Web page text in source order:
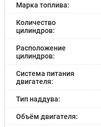
Марка топлива:
Количество
цилиндров:
Расположение
цилиндров:
Система питания
двигателя:
Тип наддува:
Объём двигателя: